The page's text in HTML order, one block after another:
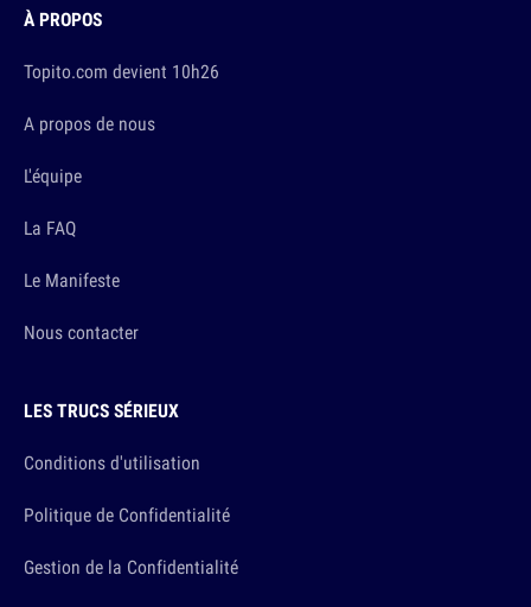
À PROPOS
Topito.com devient 10h26
A propos de nous
L'équipe
La FAQ
Le Manifeste
Nous contacter
LES TRUCS SÉRIEUX
Conditions d'utilisation
Politique de Confidentialité
Gestion de la Confidentialité